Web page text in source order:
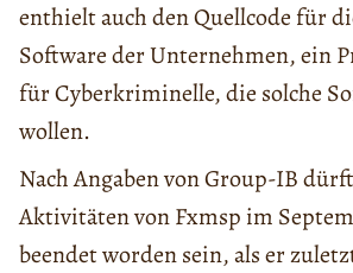
enthielt auch den Quellcode für
Software der Unternehmen, ein
für Cyberkriminelle, die solche
wollen.
Nach Angaben von Group-IB
Aktivitäten von Fxmsp im
beendet worden sein, als er